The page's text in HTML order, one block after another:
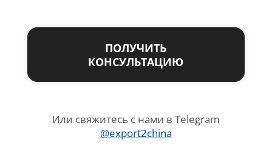
ПОЛУЧИТЬ
КОНСУЛЬТАЦИЮ
Или свяжитесь с нами в Telegram
@export2china